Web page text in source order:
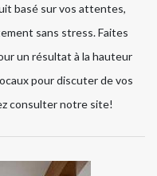
basé sur vos attentes,
sans stress. Faites
un résultat à la hauteur
pour discuter de vos
consulter notre site!